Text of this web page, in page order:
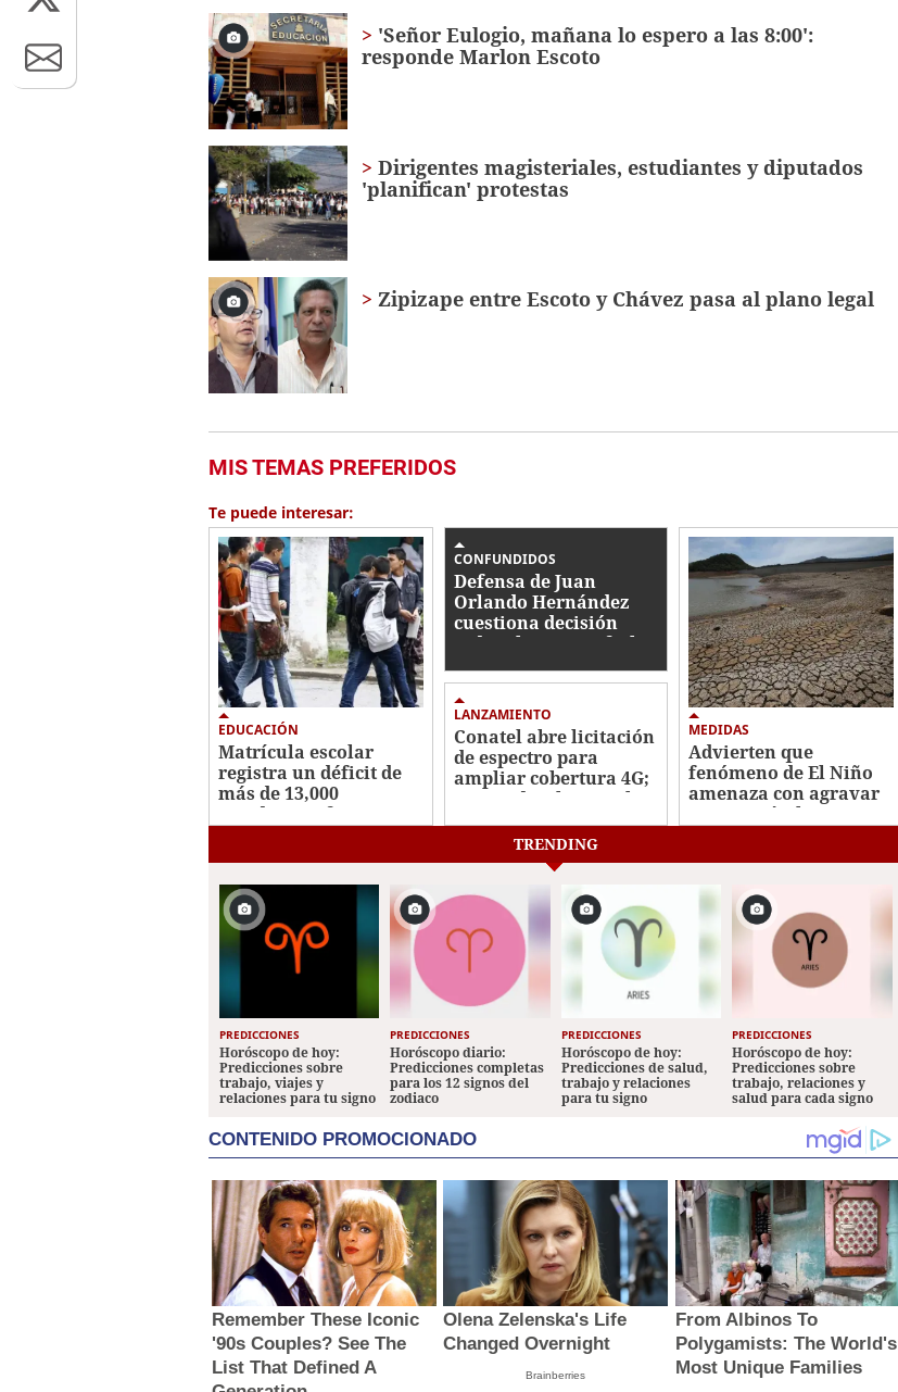
13
secondsVolume
0%
'Señor Eulogio, mañana lo espero a las 8:00':
responde Marlon Escoto
Dirigentes magisteriales, estudiantes y diputados
'planifican' protestas
Zipizape entre Escoto y Chávez pasa al plano legal
MIS TEMAS PREFERIDOS
Te puede interesar:
EDUCACIÓN
Matrícula escolar
registra un déficit de
más de 13,000
estudiantes frente a
CONFUNDIDOS
Defensa de Juan
Orlando Hernández
cuestiona decisión
judicial y espera fecha
LANZAMIENTO
Conatel abre licitación
de espectro para
ampliar cobertura 4G;
previo despliegue al
5G
MEDIDAS
Advierten que
fenómeno de El Niño
amenaza con agravar
crisis agrícola y
TRENDING
PREDICCIONES
Horóscopo de hoy:
Predicciones sobre
trabajo, viajes y
relaciones para tu signo
PREDICCIONES
Horóscopo diario:
Predicciones completas
para los 12 signos del
zodiaco
PREDICCIONES
Horóscopo de hoy:
Predicciones de salud,
trabajo y relaciones
para tu signo
PREDICCIONES
Horóscopo de hoy:
Predicciones sobre
trabajo, relaciones y
salud para cada signo
CONTENIDO PROMOCIONADO
Remember These Iconic
'90s Couples? See The
List That Defined A
Olena Zelenska's Life
Changed Overnight
Brainberries
From Albinos To
Polygamists: The World's
Most Unique Families